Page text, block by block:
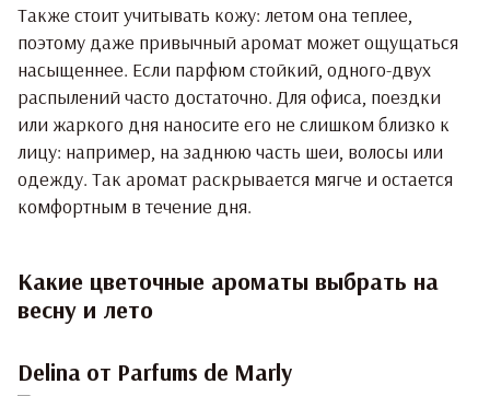
Также стоит учитывать кожу: летом она теплее,
поэтому даже привычный аромат может ощущаться
насыщеннее. Если парфюм стойкий, одного-двух
распылений часто достаточно. Для офиса, поездки
или жаркого дня наносите его не слишком близко к
лицу: например, на заднюю часть шеи, волосы или
одежду. Так аромат раскрывается мягче и остается
комфортным в течение дня.
Какие цветочные ароматы выбрать на
весну и лето
Delina от Parfums de Marly